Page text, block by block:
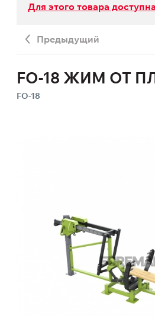
Для этого товара
Предыдущий
FO-18 ЖИМ ОТ
FO-18